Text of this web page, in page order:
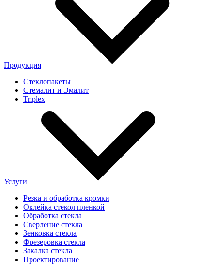
Продукция
Стеклопакеты
Стемалит и Эмалит
Triplex
Услуги
Резка и обработка кромки
Оклейка стекол пленкой
Обработка стекла
Сверление стекла
Зенковка стекла
Фрезеровка стекла
Закалка стекла
Проектирование